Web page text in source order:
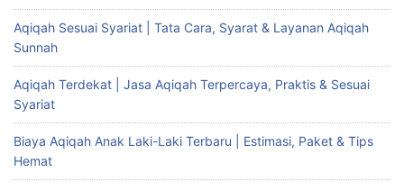
Aqiqah Sesuai Syariat | Tata Cara, Syarat & Layanan Aqiqah
Sunnah
Aqiqah Terdekat | Jasa Aqiqah Terpercaya, Praktis & Sesuai
Syariat
Biaya Aqiqah Anak Laki-Laki Terbaru | Estimasi, Paket & Tips
Hemat